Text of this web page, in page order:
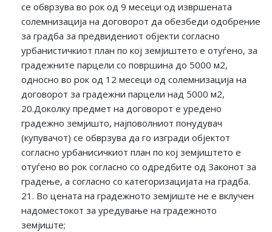
се обврзува во рок од 9 месеци од извршената
солемнизација на договорот да обезбеди одобрение
за градба за предвидениот објекти согласно
урбанистичкиот план по кој земјиштето е отуѓено, за
градежните парцели со површина до 5000 м2,
односно во рок од 12 месеци од солемнизација на
договорот за градежни парцели над 5000 м2,
20.Доколку предмет на договорот е уредено
градежно земјишто, најповолниот понудувач
(купувачот) се обврзува да го изгради објектот
согласно урбанисичкиот план по кој земјиштето е
отуѓено во рок согласно со одредбите од Законот за
градење, а согласно со категоризацијата на градба.
21. Во цената на градежното земјиште не е вклучен
надоместокот за уредување на градежното
земјиште;